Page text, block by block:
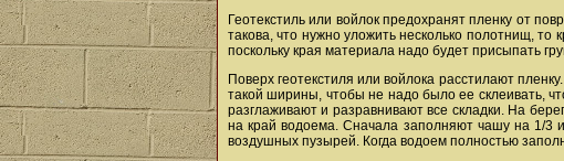
Геотекстиль или войлок предохранят пленку от
такова, что нужно уложить несколько полотнищ, то
поскольку края материала надо будет присыпать
Поверх геотекстиля или войлока расстилают
такой ширины, чтобы не надо было ее склеивать,
разглаживают и разравнивают все складки. На
на край водоема. Сначала заполняют чашу на 1/3
воздушных пузырей. Когда водоем полностью